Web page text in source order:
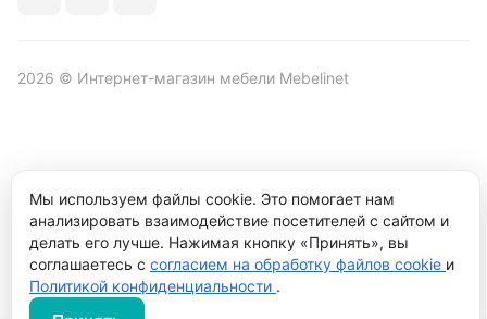
2026 © Интернет-магазин мебели Mebelinet
конфиденциальности
Продвижение сайта студияРекламный контент
Мы используем файлы cookie. Это помогает нам
анализировать взаимодействие посетителей с сайтом и
делать его лучше. Нажимая кнопку «Принять», вы
соглашаетесь с согласием на обработку файлов cookie и
Политикой конфиденциальности .